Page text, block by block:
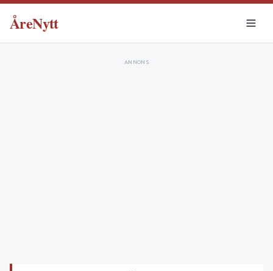
ÅreNytt
ANNONS